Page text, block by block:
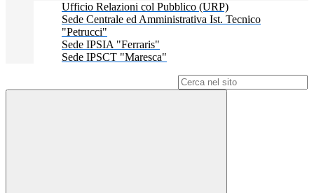
Ufficio Relazioni col Pubblico (URP)
Sede Centrale ed Amministrativa Ist. Tecnico
"Petrucci"
Sede IPSIA "Ferraris"
Sede IPSCT "Maresca"